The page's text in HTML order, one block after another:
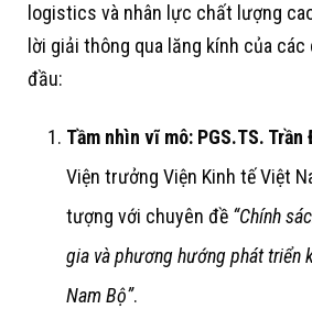
logistics và nhân lực chất lượng
lời giải thông qua lăng kính của các
đầu:
Tầm nhìn vĩ mô: PGS.TS.
Viện trưởng Viện Kinh tế Việt
tượng với chuyên đề “Chính
gia và phương hướng phát triển
Nam Bộ”.